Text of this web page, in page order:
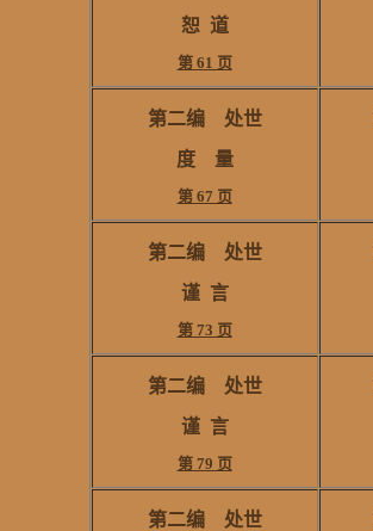
恕 道
第 61 页
第二编 处世
度 量
第 67 页
第二编 处世
谨 言
第 73 页
第二编 处世
谨 言
第 79 页
第二编 处世